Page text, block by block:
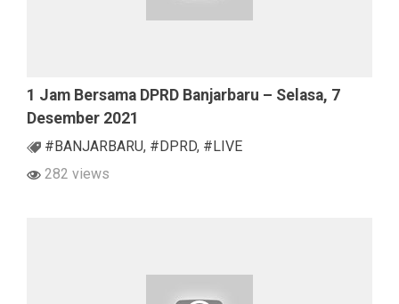
1 Jam Bersama DPRD Banjarbaru – Selasa, 7
Desember 2021
#BANJARBARU, #DPRD, #LIVE
282 views